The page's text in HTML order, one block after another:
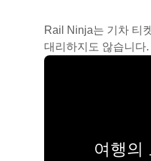
Rail Ninja는 기차 티
대리하지도 않습니다
여행의